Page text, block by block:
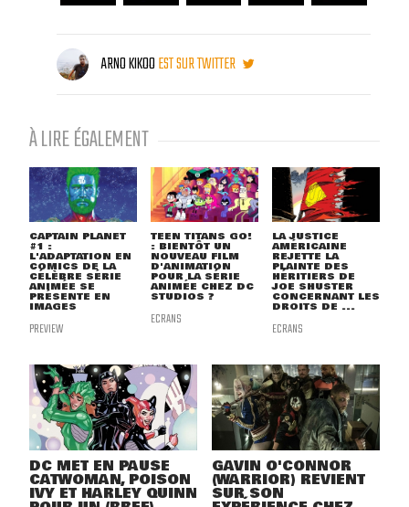
ARNO KIKOOEST SUR TWITTER
À LIRE ÉGALEMENT
CAPTAIN PLANET
#1 :
L'ADAPTATION EN
COMICS DE LA
CÉLÈBRE SÉRIE
ANIMÉE SE
PRÉSENTE EN
IMAGES
PREVIEW
TEEN TITANS GO!
: BIENTÔT UN
NOUVEAU FILM
D'ANIMATION
POUR LA SÉRIE
ANIMÉE CHEZ DC
STUDIOS ?
ECRANS
LA JUSTICE
AMÉRICAINE
REJETTE LA
PLAINTE DES
HÉRITIERS DE
JOE SHUSTER
CONCERNANT LES
DROITS DE ...
ECRANS
DC MET EN PAUSE
CATWOMAN, POISON
IVY ET HARLEY QUINN
GAVIN O'CONNOR
(WARRIOR) REVIENT
SUR SON